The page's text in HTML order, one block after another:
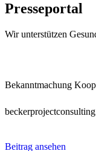
Presseportal
Wir unterstützen
Bekanntmachung
Beitrag ansehen